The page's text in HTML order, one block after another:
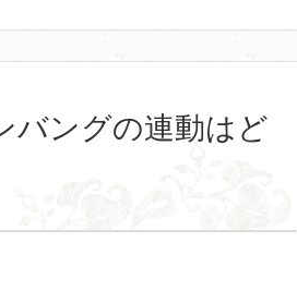
バングの連動はど